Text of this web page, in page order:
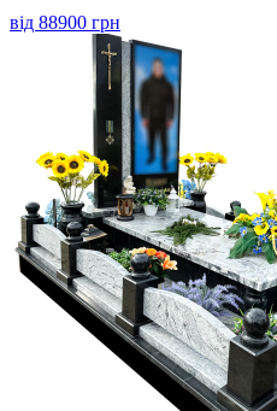
від 88900 грн